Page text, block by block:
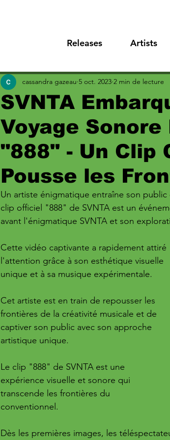
Releases Artists
SVNTA
Voyage
"888" - Un Clip
Pousse les
cassandra gazeau 5 oct. 2023 2 min de lecture
Un artiste énigmatique entraîne son
clip officiel "888" de SVNTA est un
avant l'énigmatique SVNTA et son
Cette vidéo captivante a rapidement attiré
l'attention grâce à son esthétique visuelle
unique et à sa musique expérimentale.
Cet artiste est en train de repousser les
frontières de la créativité musicale et de
captiver son public avec son approche
artistique unique.
Le clip "888" de SVNTA est une
expérience visuelle et sonore qui
transcende les frontières du
conventionnel.
Dès les premières images, les